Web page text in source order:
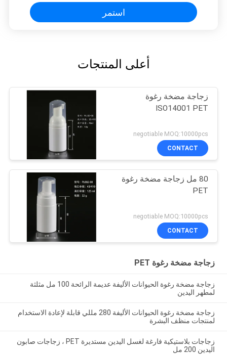
استمر
أعلى المنتجات
زجاجة مضخة رغوة
ISO14001 PET
negotiable MOQ:10000pcs
CONTACT
80 مل زجاجة مضخة رغوة
PET
negotiable MOQ:10000pcs
CONTACT
زجاجة مضخة رغوة PET
زجاجة مضخة رغوة الحيوانات الأليفة عديمة الرائحة 100 مل مثلثة
لمطهر اليدين
زجاجة مضخة رغوة الحيوانات الأليفة 280 مللي قابلة لإعادة الاستخدام
لمنتجات منظف البشرة
زجاجات بلاستيكية فارغة لغسل اليدين مستديرة PET ، زجاجات صابون
اليدين 200 مل